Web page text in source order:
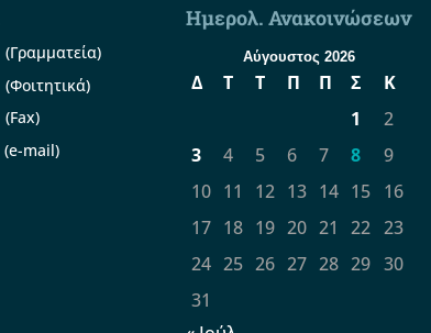
(Γραμματεία)
(Φοιτητικά)
(Fax)
(e-mail)
Ημερολ. Ανακοινώσεων
Αύγουστος 2026
Δ Τ Τ Π Π Σ
Κ
1
2
3
4 5 6 7 8
9
10 11 12 13 14 15 16
17 18 19 20 21 22 23
24 25 26 27 28 29 30
31